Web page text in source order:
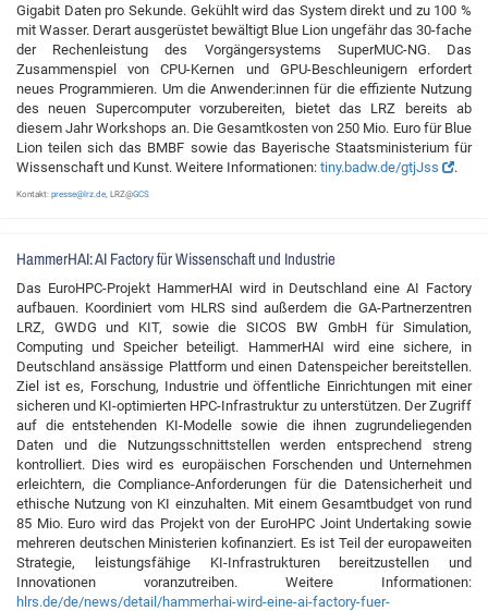
Gigabit Daten pro Sekunde. Gekühlt wird das System direkt und zu 100 %
mit Wasser. Derart ausgerüstet bewältigt Blue Lion ungefähr das 30-fache
der Rechenleistung des Vorgängersystems SuperMUC-NG. Das
Zusammenspiel von CPU-Kernen und GPU-Beschleunigern erfordert
neues Programmieren. Um die Anwender:innen für die effiziente Nutzung
des neuen Supercomputer vorzubereiten, bietet das LRZ bereits ab
diesem Jahr Workshops an. Die Gesamtkosten von 250 Mio. Euro für Blue
Lion teilen sich das BMBF sowie das Bayerische Staatsministerium für
Wissenschaft und Kunst. Weitere Informationen: tiny.badw.de/gtjJss .
Kontakt: presse@lrz.de , LRZ@GCS
HammerHAI: AI Factory für Wissenschaft und Industrie
Das EuroHPC-Projekt HammerHAI wird in Deutschland eine AI Factory
aufbauen. Koordiniert vom HLRS sind außerdem die GA-Partnerzentren
LRZ, GWDG und KIT, sowie die SICOS BW GmbH für Simulation,
Computing und Speicher beteiligt. HammerHAI wird eine sichere, in
Deutschland ansässige Plattform und einen Datenspeicher bereitstellen.
Ziel ist es, Forschung, Industrie und öffentliche Einrichtungen mit einer
sicheren und KI-optimierten HPC-Infrastruktur zu unterstützen. Der Zugriff
auf die entstehenden KI-Modelle sowie die ihnen zugrundeliegenden
Daten und die Nutzungsschnittstellen werden entsprechend streng
kontrolliert. Dies wird es europäischen Forschenden und Unternehmen
erleichtern, die Compliance-Anforderungen für die Datensicherheit und
ethische Nutzung von KI einzuhalten. Mit einem Gesamtbudget von rund
85 Mio. Euro wird das Projekt von der EuroHPC Joint Undertaking sowie
mehreren deutschen Ministerien kofinanziert. Es ist Teil der europaweiten
Strategie, leistungsfähige KI-Infrastrukturen bereitzustellen und
Innovationen voranzutreiben. Weitere Informationen:
hlrs.de/de/news/detail/hammerhai-wird-eine-ai-factory-fuer-